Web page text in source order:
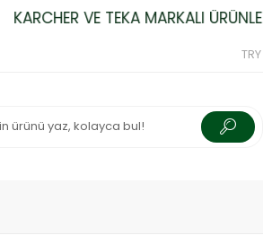
KARCHER VE TEKA MARKALI